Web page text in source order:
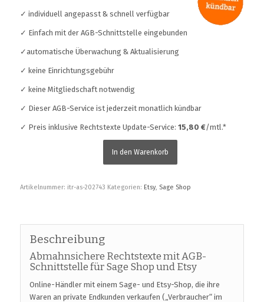
✓ individuell angepasst & schnell verfügbar
✓ Einfach mit der AGB-Schnittstelle eingebunden
✓automatische Überwachung & Aktualisierung
✓ keine Einrichtungsgebühr
✓ keine Mitgliedschaft notwendig
✓ Dieser AGB-Service ist jederzeit monatlich kündbar
✓ Preis inklusive Rechtstexte Update-Service: 15,80 €/mtl.*
In den Warenkorb
Artikelnummer: itr-as-202743 Kategorien: Etsy, Sage Shop
Beschreibung
Abmahnsichere Rechtstexte mit AGB-
Schnittstelle für Sage Shop und Etsy
Online-Händler mit einem Sage- und Etsy-Shop, die ihre
Waren an private Endkunden verkaufen („Verbraucher“ im